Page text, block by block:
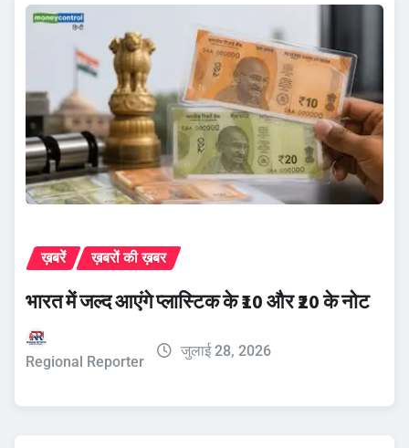
ख़बरें ख़बरों की ख़बर
भारत में जल्द आएंगे प्लास्टिक के ₹10 और ₹20 के नोट
Regional Reporter
जुलाई 28, 2026